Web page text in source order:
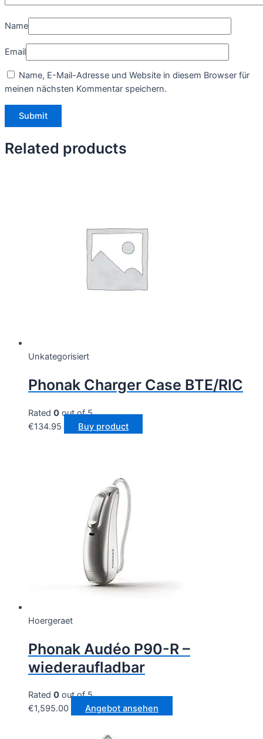
Name
Email
Name, E-Mail-Adresse und Website in diesem Browser für
meinen nächsten Kommentar speichern.
Related products
Unkategorisiert
Phonak Charger Case BTE/RIC
Rated 0 out of 5
€134.95 Buy product
Hoergeraet
Phonak Audéo P90-R –
wiederaufladbar
Rated 0 out of 5
€1,595.00 Angebot ansehen